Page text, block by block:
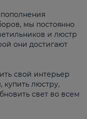
мы постоянно
и люстр
они достигают
свой интерьер
люстру,
свет во всем